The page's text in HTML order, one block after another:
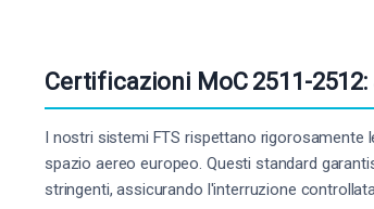
Certificazioni MoC 2511-
I nostri sistemi FTS rispettano rigorosamente
spazio aereo europeo. Questi standard
stringenti, assicurando l'interruzione